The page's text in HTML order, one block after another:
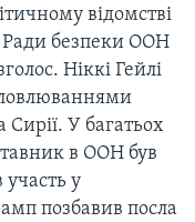
відомстві
Ради безпеки ООН
Ніккі Гейлі
Сирії. У багатьох
в ООН був
участь у
позбавив посла